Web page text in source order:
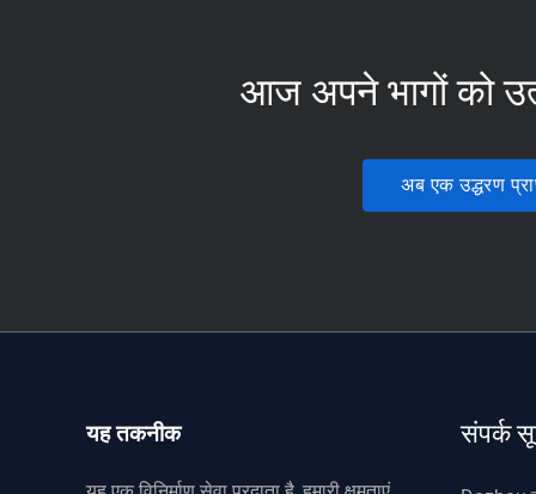
आज अपने भागों को
अब एक उद्धरण
यह तकनीक संपर्क